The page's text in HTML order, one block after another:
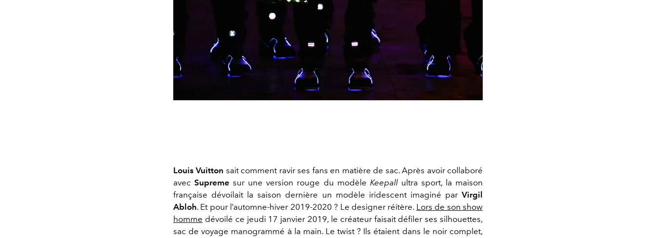
Louis Vuitton sait comment ravir ses fans en matière de sac. Après avoir collaboré
avecSupreme sur une version rouge du modèle Keepallultra sport, la maison
française dévoilait la saison dernière un modèle iridescent imaginé par Virgil
Abloh. Et pour l’automne-hiver 2019-2020 ? Le designer réitère. Lors de son show
homme dévoilé ce jeudi 17 janvier 2019, le créateur faisait défiler ses silhouettes,
sac de voyage manogrammé à la main. Le twist ? Ils étaient dans le noir complet,